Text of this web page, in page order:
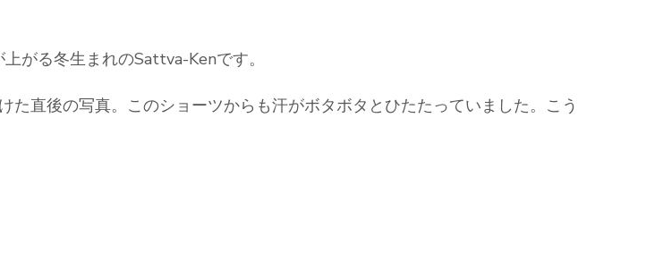
がる冬生まれのSattva-Kenです。
た直後の写真。このショーツからも汗がボタボタとひたたっていました。こう